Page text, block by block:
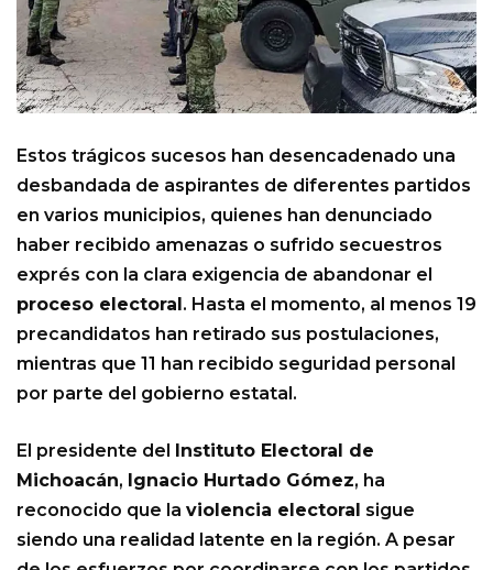
Estos trágicos sucesos han desencadenado una
desbandada de aspirantes de diferentes partidos
en varios municipios, quienes han denunciado
haber recibido amenazas o sufrido secuestros
exprés con la clara exigencia de abandonar el
proceso electoral . Hasta el momento, al menos 19
precandidatos han retirado sus postulaciones,
mientras que 11 han recibido seguridad personal
por parte del gobierno estatal.
El presidente del
Instituto Electoral de
Michoacán, Ignacio Hurtado Gómez, ha
reconocido que la violencia electoral sigue
siendo una realidad latente en la región. A pesar